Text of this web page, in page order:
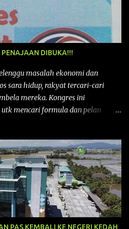
PENAJAAN DIBUKA!!!
masalah ekonomi dan
sara hidup, rakyat tercari-cari
mereka. Kongres ini
mencari formula dan pelan
12 September 2015 di Shah
dengan tema
Kongre s Rakyat di
diadakan. Isu-isu rakyat yang telah
termasuklah isu-isu
sumber, kesihatan,
dan desa, kos dan kualiti hidup
PAS KEMBALI KE NEGERI KEDAH